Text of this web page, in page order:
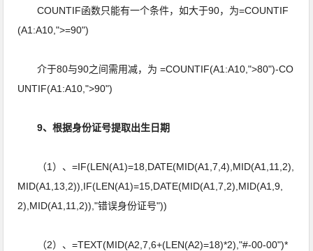
COUNTIF函数只能有一个条件，如大于90，为=COUNTIF
(A1:A10,">=90")
介于80与90之间需用减，为 =COUNTIF(A1:A10,">80")-CO
UNTIF(A1:A10,">90")
9、根据身份证号提取出生日期
（1）、=IF(LEN(A1)=18,DATE(MID(A1,7,4),MID(A1,11,2),
MID(A1,13,2)),IF(LEN(A1)=15,DATE(MID(A1,7,2),MID(A1,9,
2),MID(A1,11,2)),"错误身份证号"))
（2）、=TEXT(MID(A2,7,6+(LEN(A2)=18)*2),"#-00-00")*